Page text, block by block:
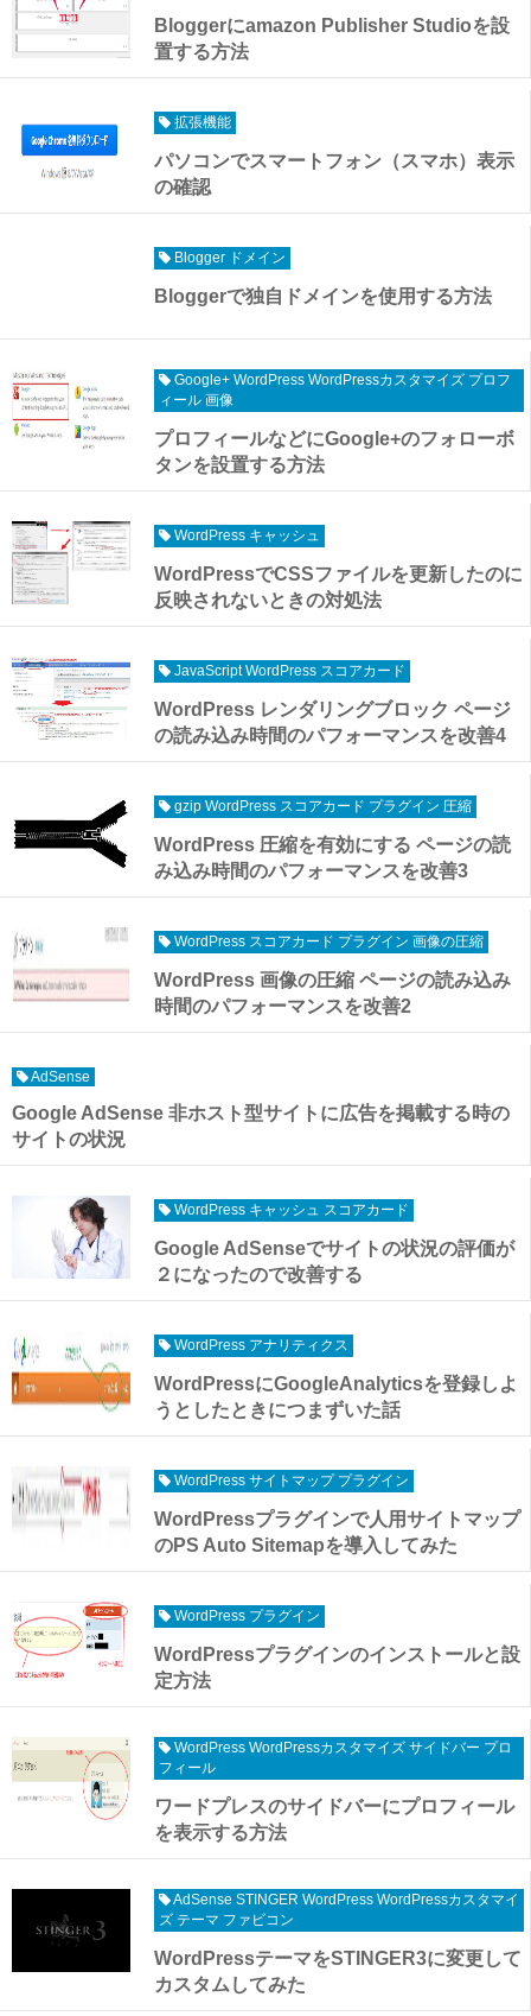
Bloggerにamazon Publisher Studioを設
置する方法
拡張機能
パソコンでスマートフォン（スマホ）表示
の確認
Blogger ドメイン
Bloggerで独自ドメインを使用する方法
Google+ WordPress WordPressカスタマイズ プロフ
ィール 画像
プロフィールなどにGoogle+のフォローボ
タンを設置する方法
WordPress キャッシュ
WordPressでCSSファイルを更新したのに
反映されないときの対処法
JavaScript WordPress スコアカード
WordPress レンダリングブロック ページ
の読み込み時間のパフォーマンスを改善4
gzip WordPress スコアカード プラグイン 圧縮
WordPress 圧縮を有効にする ページの読
み込み時間のパフォーマンスを改善3
WordPress スコアカード プラグイン 画像の圧縮
WordPress 画像の圧縮 ページの読み込み
時間のパフォーマンスを改善2
AdSense
Google AdSense 非ホスト型サイトに広告を掲載する時の
サイトの状況
WordPress キャッシュ スコアカード
Google AdSenseでサイトの状況の評価が
２になったので改善する
WordPress アナリティクス
WordPressにGoogleAnalyticsを登録しよ
うとしたときにつまずいた話
WordPress サイトマップ プラグイン
WordPressプラグインで人用サイトマップ
のPS Auto Sitemapを導入してみた
WordPress プラグイン
WordPressプラグインのインストールと設
定方法
WordPress WordPressカスタマイズ サイドバー プロ
フィール
ワードプレスのサイドバーにプロフィール
を表示する方法
AdSense STINGER WordPress WordPressカスタマイ
ズ テーマ ファビコン
WordPressテーマをSTINGER3に変更して
カスタムしてみた